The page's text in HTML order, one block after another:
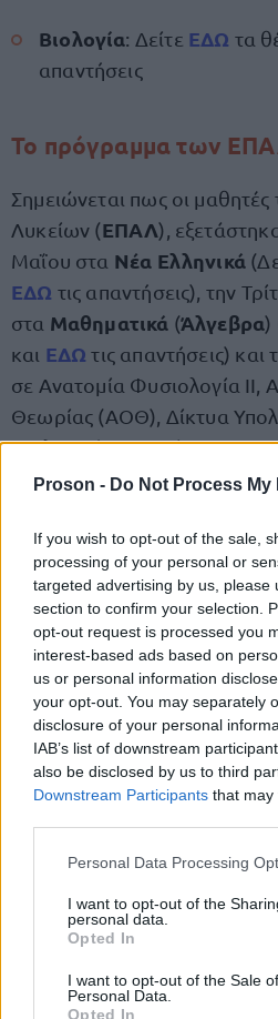
Proson - Do Not Process
If you wish to opt-out of the sale,
processing of your personal or
targeted advertising by us, please
section to confirm your selection.
opt-out request is processed you
interest-based ads based on
us or personal information
your opt-out. You may separately
disclosure of your personal
IAB’s list of downstream
also be disclosed by us to third
Downstream Participants that may
Please note that this website/app
not limited to your visit or usage
grant or deny consent to Google
use your data for below specified
consent section.
Personal Data Processing
I want to opt-out of the
personal data.
Opted In
I want to opt-out of the Sale
Personal Data.
Opted In
Βιολογία: Δείτε ΕΔΩ τα
απαντήσεις
Το πρόγραμμα των
Σημειώνεται πως οι
Λυκείων (ΕΠΑΛ),
Μαΐου στα Νέα Ελληνικά
ΕΔΩ τις απαντήσεις), την
στα Μαθηματικά (Άλγεβρα)
και ΕΔΩ τις απαντήσεις) και
σε Ανατομία Φυσιολογία IΙ,
Θεωρίας (ΑΟΘ), Δίκτυα
Βιολογικής Γεωργίας.
Παιδείας, Θρησκευμάτων
υπόλοιπο πρόγραμμα
υποψηφίους των ΕΠΑΛ
Σάββατο 7 Ιουνίου :
2, Αρχιτεκτονικό Σχέδιο,
Διεθνείς Κανονισμοί στη
Ιστορία Σύγχρονης Τέχνης
Οργάνωσης και
Μηχανών
Σύγχρονες Γεωργικές